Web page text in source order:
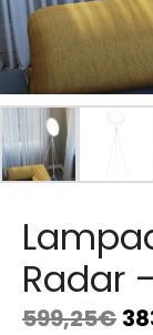
Radar
599,25€